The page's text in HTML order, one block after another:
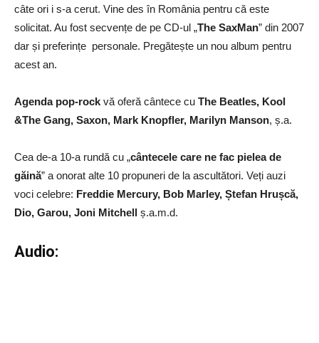
câte ori i s-a cerut. Vine des în România pentru că este
solicitat. Au fost secvențe de pe CD-ul „The SaxMan” din 2007
dar și preferințe personale. Pregătește un nou album pentru
acest an.
Agenda pop-rock vă oferă cântece cu The Beatles, Kool
&The Gang, Saxon, Mark Knopfler, Marilyn Manson, ș.a.
Cea de-a 10-a rundă cu „cântecele care ne fac pielea de
găină” a onorat alte 10 propuneri de la ascultători. Veți auzi
voci celebre: Freddie Mercury, Bob Marley, Ștefan Hrușcă,
Dio, Garou, Joni Mitchell ș.a.m.d.
Audio: